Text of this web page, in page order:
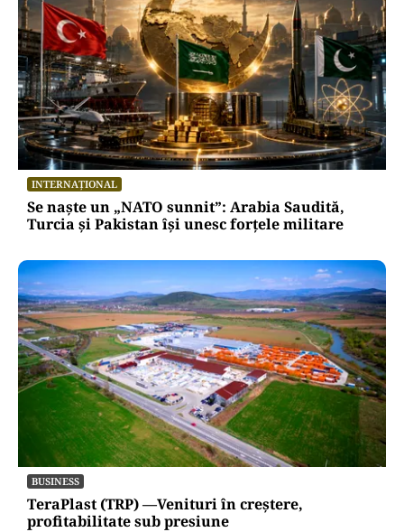
INTERNAȚIONAL
Se naște un „NATO sunnit”: Arabia Saudită,
Turcia și Pakistan își unesc forțele militare
BUSINESS
TeraPlast (TRP) —Venituri în creștere,
profitabilitate sub presiune